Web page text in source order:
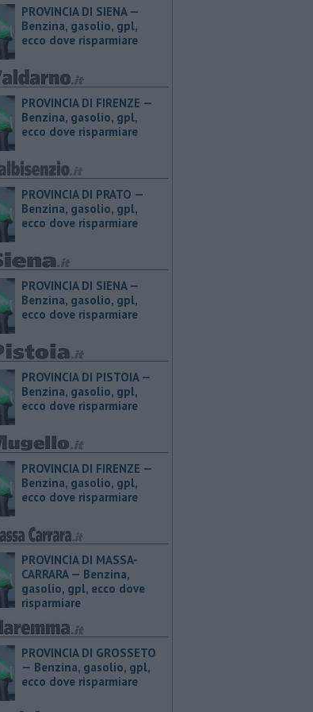
PROVINCIA DI SIENA — ​
Benzina, gasolio, gpl,
ecco dove risparmiare
PROVINCIA DI FIRENZE — ​
Benzina, gasolio, gpl,
ecco dove risparmiare
PROVINCIA DI PRATO — ​
Benzina, gasolio, gpl,
ecco dove risparmiare
PROVINCIA DI SIENA — ​
Benzina, gasolio, gpl,
ecco dove risparmiare
PROVINCIA DI PISTOIA — ​
Benzina, gasolio, gpl,
ecco dove risparmiare
PROVINCIA DI FIRENZE — ​
Benzina, gasolio, gpl,
ecco dove risparmiare
PROVINCIA DI MASSA-
CARRARA — ​Benzina,
gasolio, gpl, ecco dove
risparmiare
PROVINCIA DI GROSSETO
— ​Benzina, gasolio, gpl,
ecco dove risparmiare